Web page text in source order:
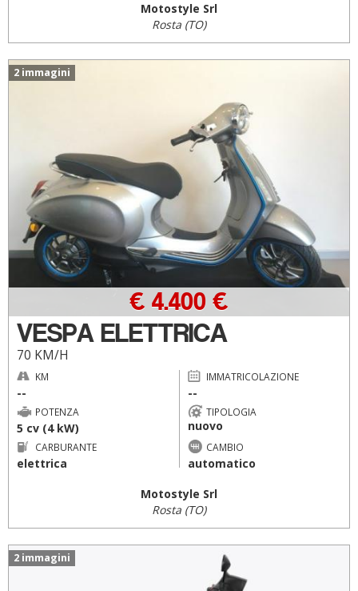
Motostyle Srl
Rosta (TO)
2 immagini
VESPA ELETTRICA
70 KM/H
€ 4.400 €
KM
--
IMMATRICOLAZIONE
--
POTENZA
5 cv (4 kW)
TIPOLOGIA
nuovo
CARBURANTE
elettrica
CAMBIO
automatico
Motostyle Srl
Rosta (TO)
2 immagini